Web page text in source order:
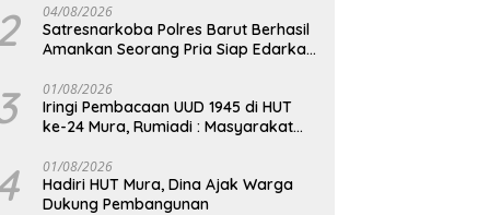
04/08/2026
Satresnarkoba Polres Barut Berhasil
Amankan Seorang Pria Siap Edarkan
Gram
01/08/2026
Iringi Pembacaan UUD 1945 di HUT
ke-24 Mura, Rumiadi : Masyarakat
yang Lebih Besar
01/08/2026
Hadiri HUT Mura, Dina Ajak Warga
Dukung Pembangunan